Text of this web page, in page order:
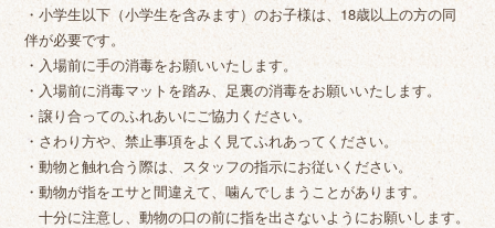
・小学生以下（小学生を含みます）のお子様は、18歳以上の方の同
伴が必要です。
・入場前に手の消毒をお願いいたします。
・入場前に消毒マットを踏み、足裏の消毒をお願いいたします。
・譲り合ってのふれあいにご協力ください。
・さわり方や、禁止事項をよく見てふれあってください。
・動物と触れ合う際は、スタッフの指示にお従いください。
・動物が指をエサと間違えて、噛んでしまうことがあります。
十分に注意し、動物の口の前に指を出さないようにお願いします。